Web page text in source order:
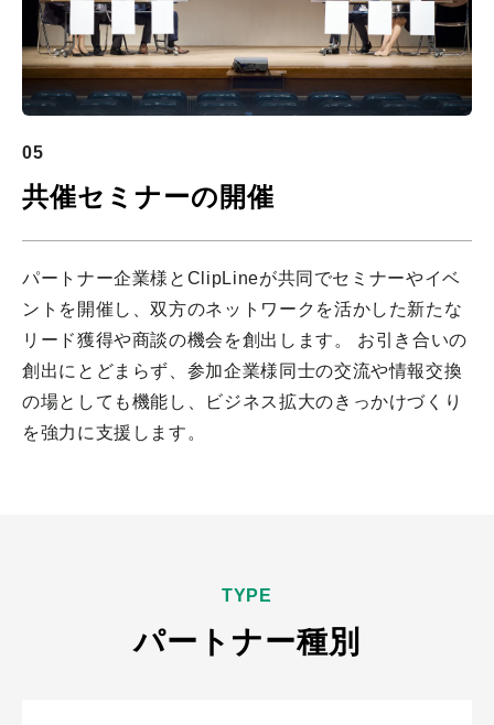
05
共催セミナーの開催
パートナー企業様とClipLineが共同でセミナーやイベ
ントを開催し、双方のネットワークを活かした新たな
リード獲得や商談の機会を創出します。 お引き合いの
創出にとどまらず、参加企業様同士の交流や情報交換
の場としても機能し、ビジネス拡大のきっかけづくり
を強力に支援します。
TYPE
パートナー種別